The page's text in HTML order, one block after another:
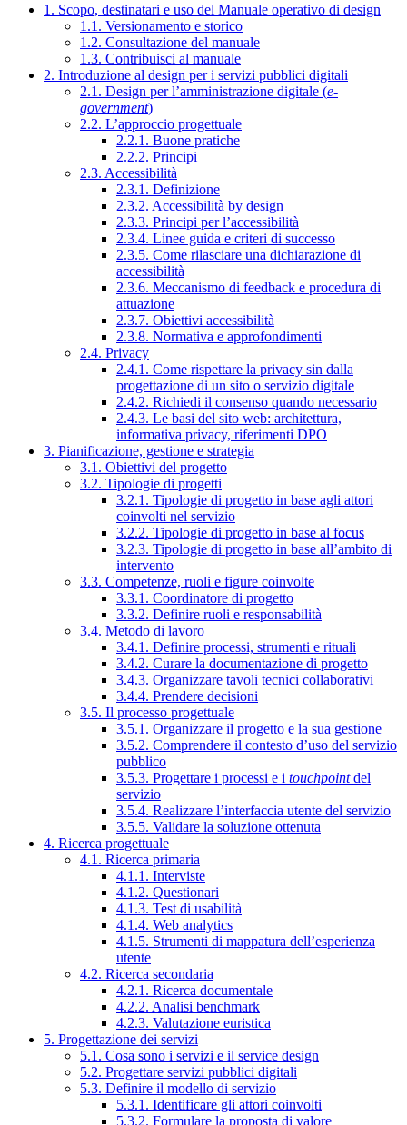
1. Scopo, destinatari e uso del Manuale operativo di design
1.1. Versionamento e storico
1.2. Consultazione del manuale
1.3. Contribuisci al manuale
2. Introduzione al design per i servizi pubblici digitali
2.1. Design per l’amministrazione digitale (e-
government)
2.2. L’approccio progettuale
2.2.1. Buone pratiche
2.2.2. Principi
2.3. Accessibilità
2.3.1. Definizione
2.3.2. Accessibilità by design
2.3.3. Principi per l’accessibilità
2.3.4. Linee guida e criteri di successo
2.3.5. Come rilasciare una dichiarazione di
accessibilità
2.3.6. Meccanismo di feedback e procedura di
attuazione
2.3.7. Obiettivi accessibilità
2.3.8. Normativa e approfondimenti
2.4. Privacy
2.4.1. Come rispettare la privacy sin dalla
progettazione di un sito o servizio digitale
2.4.2. Richiedi il consenso quando necessario
2.4.3. Le basi del sito web: architettura,
informativa privacy, riferimenti DPO
3. Pianificazione, gestione e strategia
3.1. Obiettivi del progetto
3.2. Tipologie di progetti
3.2.1. Tipologie di progetto in base agli attori
coinvolti nel servizio
3.2.2. Tipologie di progetto in base al focus
3.2.3. Tipologie di progetto in base all’ambito di
intervento
3.3. Competenze, ruoli e figure coinvolte
3.3.1. Coordinatore di progetto
3.3.2. Definire ruoli e responsabilità
3.4. Metodo di lavoro
3.4.1. Definire processi, strumenti e rituali
3.4.2. Curare la documentazione di progetto
3.4.3. Organizzare tavoli tecnici collaborativi
3.4.4. Prendere decisioni
3.5. Il processo progettuale
3.5.1. Organizzare il progetto e la sua gestione
3.5.2. Comprendere il contesto d’uso del servizio
pubblico
3.5.3. Progettare i processi e i touchpointdel
servizio
3.5.4. Realizzare l’interfaccia utente del servizio
3.5.5. Validare la soluzione ottenuta
4. Ricerca progettuale
4.1. Ricerca primaria
4.1.1. Interviste
4.1.2. Questionari
4.1.3. Test di usabilità
4.1.4. Web analytics
4.1.5. Strumenti di mappatura dell’esperienza
utente
4.2. Ricerca secondaria
4.2.1. Ricerca documentale
4.2.2. Analisi benchmark
4.2.3. Valutazione euristica
5. Progettazione dei servizi
5.1. Cosa sono i servizi e il service design
5.2. Progettare servizi pubblici digitali
5.3. Definire il modello di servizio
5.3.1. Identificare gli attori coinvolti
5.3.2. Formulare la proposta di valore